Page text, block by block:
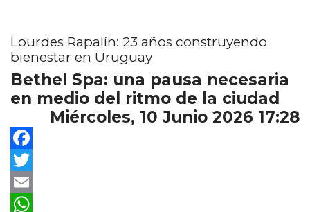
Lourdes Rapalín: 23 años construyendo
bienestar en Uruguay
Bethel Spa: una pausa necesaria
en medio del ritmo de la ciudad
Miércoles, 10 Junio 2026 17:28
Facebook
Twitter
Email